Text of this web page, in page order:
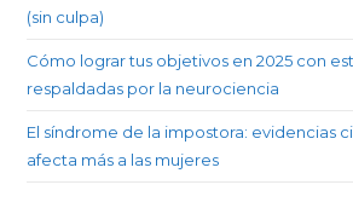
(sin culpa)
Cómo lograr tus objetivos en 2025 con
respaldadas por la neurociencia
El síndrome de la impostora: evidencias
afecta más a las mujeres